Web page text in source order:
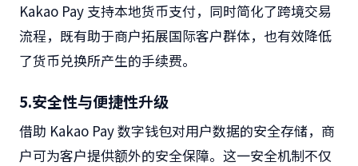
Kakao Pay 支持本地货币支付，同时简化了跨境交易
流程，既有助于商户拓展国际客户群体，也有效降低
了货币兑换所产生的手续费。
5.安全性与便捷性升级
借助 Kakao Pay数字钱包对用户数据的安全存储，商
户可为客户提供额外的安全保障。这一安全机制不仅